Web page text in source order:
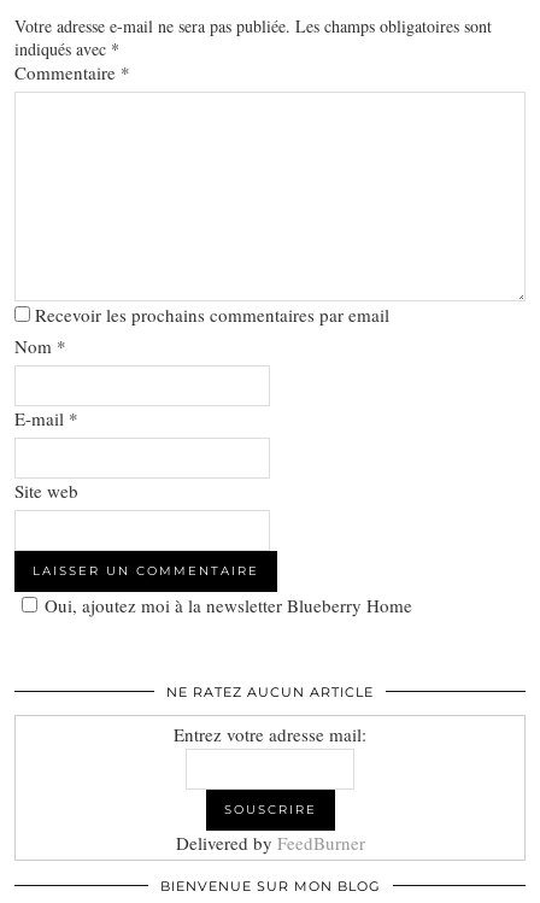
Votre adresse e-mail ne sera pas publiée. Les champs obligatoires sont
indiqués avec *
Commentaire *
Recevoir les prochains commentaires par email
Nom *
E-mail *
Site web
Oui, ajoutez moi à la newsletter Blueberry Home
NE RATEZ AUCUN ARTICLE
Entrez votre adresse mail:
Delivered by FeedBurner
BIENVENUE SUR MON BLOG